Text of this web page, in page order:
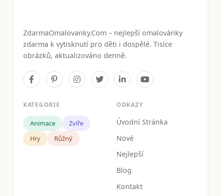
ZdarmaOmalovanky.Com – nejlepší omalovánky
zdarma k vytisknutí pro děti i dospělé. Tisíce
obrázků, aktualizováno denně.
KATEGORIE
Animace
Zvíře
Hry
Růžný
ODKAZY
Úvodní Stránka
Nové
Nejlepší
Blog
Kontakt